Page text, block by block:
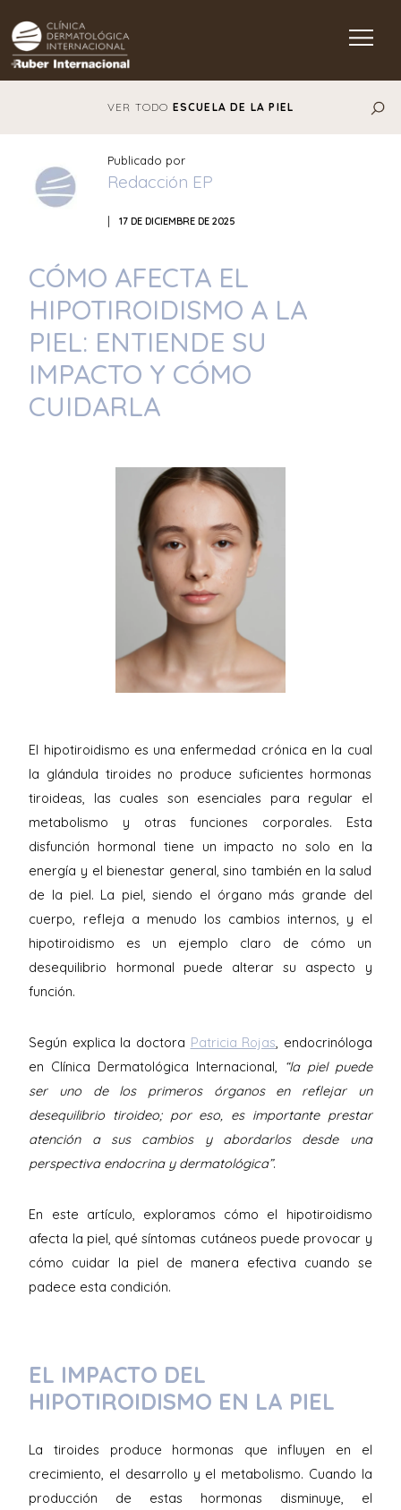
Main Navigation
VER TODO ESCUELA DE LA PIEL
Publicado por
Redacción EP
| 17 DE DICIEMBRE DE 2025
CÓMO AFECTA EL
HIPOTIROIDISMO A LA
PIEL: ENTIENDE SU
IMPACTO Y CÓMO
CUIDARLA
El hipotiroidismo es una enfermedad crónica en la cual
la glándula tiroides no produce suficientes hormonas
tiroideas, las cuales son esenciales para regular el
metabolismo y otras funciones corporales. Esta
disfunción hormonal tiene un impacto no solo en la
energía y el bienestar general, sino también en la salud
de la piel. La piel, siendo el órgano más grande del
cuerpo, refleja a menudo los cambios internos, y el
hipotiroidismo es un ejemplo claro de cómo un
desequilibrio hormonal puede alterar su aspecto y
función.
Según explica la doctora Patricia Rojas, endocrinóloga
en Clínica Dermatológica Internacional, “la piel puede
ser uno de los primeros órganos en reflejar un
desequilibrio tiroideo; por eso, es importante prestar
atención a sus cambios y abordarlos desde una
perspectiva endocrina y dermatológica”.
En este artículo, exploramos cómo el hipotiroidismo
afecta la piel, qué síntomas cutáneos puede provocar y
cómo cuidar la piel de manera efectiva cuando se
padece esta condición.
EL IMPACTO DEL
HIPOTIROIDISMO EN LA PIEL
La tiroides produce hormonas que influyen en el
crecimiento, el desarrollo y el metabolismo. Cuando la
producción de estas hormonas disminuye, el